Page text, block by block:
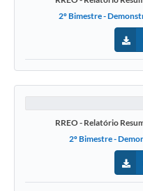
2º Bimestre -
RREO - Relatório
2º Bimestre -